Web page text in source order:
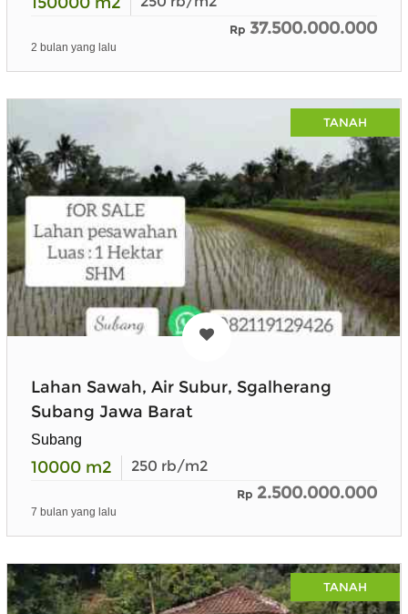
Rp 37.500.000.000
2 bulan yang lalu
TANAH
Lahan Sawah, Air Subur, Sgalherang
Subang Jawa Barat
Subang
10000 m2 250 rb/m2
Rp 2.500.000.000
7 bulan yang lalu
TANAH